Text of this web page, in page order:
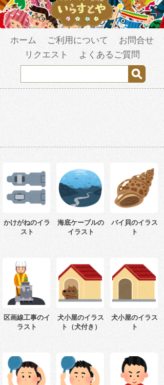
ホーム ご利用について
お問合せ
リクエスト
よくあるご質問
かけがねのイラ
スト
海底ケーブルの
イラスト
バイ貝のイラス
ト
区画線工事のイ
ラスト
犬小屋のイラス
ト（犬付き）
犬小屋のイラス
ト